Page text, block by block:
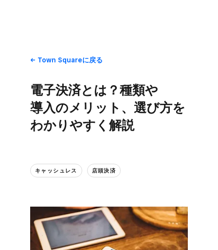
Town Squareに​戻る
電子決済とは？​種類や​
導入の​メリット、​選び方を​
わかりやすく​解説
キャッシュレス 店頭決済